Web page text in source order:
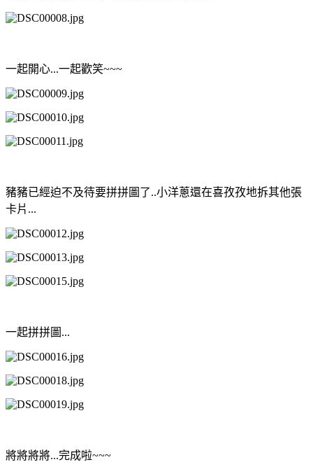
一起開心...一起歡笑~~~
豬豬已經迫不及待要拼拼圖了..小洋蔥還在喜孜孜地拆其他張
卡片...
一起拼拼圖...
將將將將...完成啦~~~